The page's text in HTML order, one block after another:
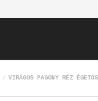
VIRÁGOS PAGONY RÉZ